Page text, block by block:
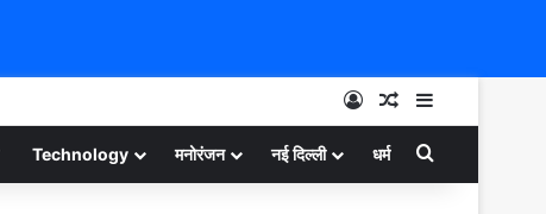
Log InRandom Article
Sidebar
Technology मनोरंजन नई दिल्ली धर्म Search for